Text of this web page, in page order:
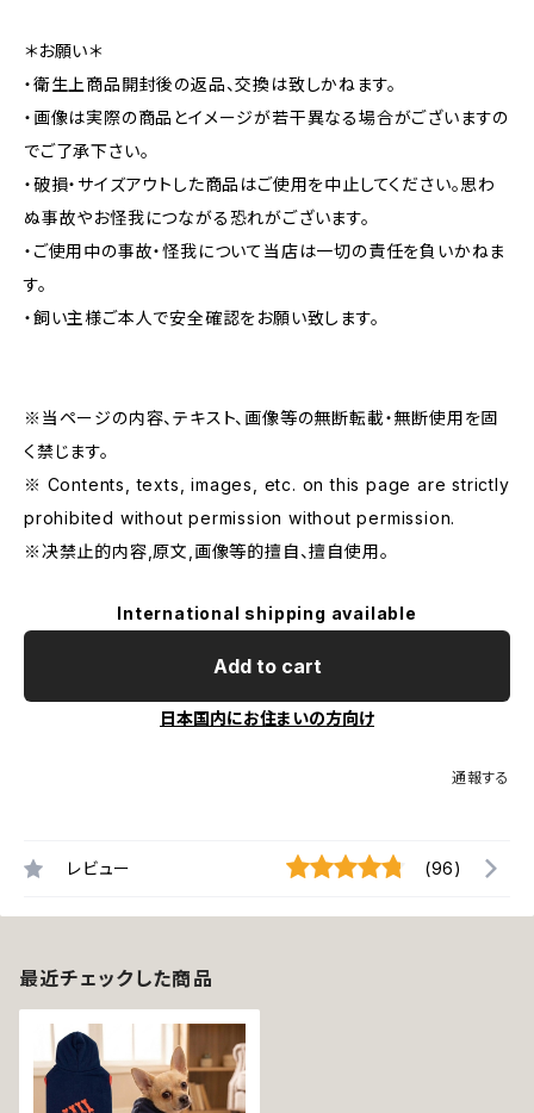
＊お願い＊
・衛生上商品開封後の返品、交換は致しかねます。
・画像は実際の商品とイメージが若干異なる場合がございますの
でご了承下さい。
・破損・サイズアウトした商品はご使用を中止してください。思わ
ぬ事故やお怪我につながる恐れがございます。
・ご使用中の事故・怪我について当店は一切の責任を負いかねま
す。
・飼い主様ご本人で安全確認をお願い致します。
※当ページの内容、テキスト、画像等の無断転載・無断使用を固
く禁じます。
※ Contents, texts, images, etc. on this page are strictly
prohibited without permission without permission.
※决禁止的内容,原文,画像等的擅自、擅自使用。
International shipping available
Add to cart
日本国内にお住まいの方向け
通報する
レビュー (96)
最近チェックした商品